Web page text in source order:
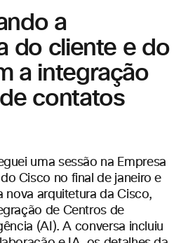
a
do cliente e do
a integração
contatos
uma sessão na Empresa
Cisco no final de janeiro e
nova arquitetura da Cisco,
de Centros de
(AI). A conversa incluiu